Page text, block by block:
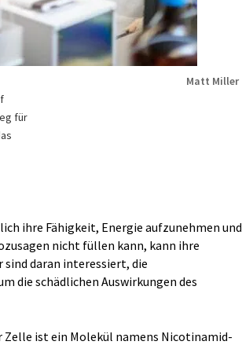
für
Matt Miller
ihre Fähigkeit, Energie aufzunehmen und
nicht füllen kann, kann ihre
daran interessiert, die
die schädlichen Auswirkungen des
ist ein Molekül namens Nicotinamid-